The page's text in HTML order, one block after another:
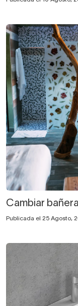
Cambiar
Publicada el 25 Agosto,